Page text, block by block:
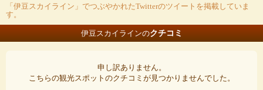
「伊豆スカイライン」でつぶやかれたTwitterのツイートを掲載していま
す。
伊豆スカイラインのクチコミ
申し訳ありません。
こちらの観光スポットのクチコミが見つかりませんでした。